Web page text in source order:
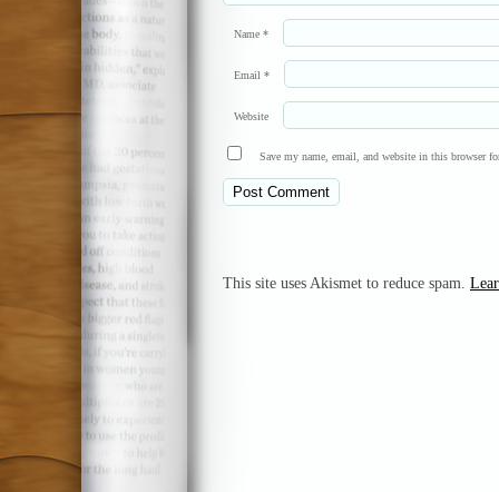
Name *
Email *
Website
Save my name, email, and website in this browser
This site uses Akismet to reduce spam.